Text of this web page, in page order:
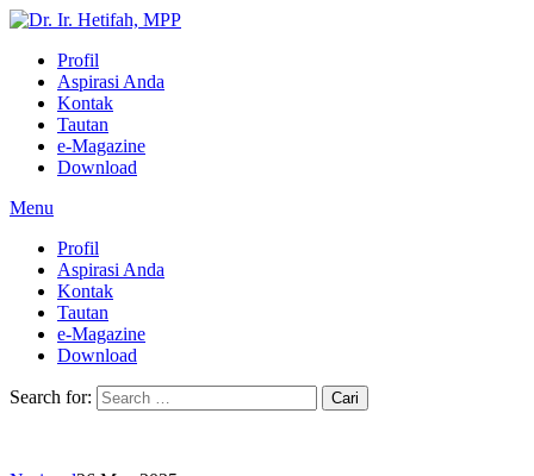
Profil
Aspirasi Anda
Kontak
Tautan
e-Magazine
Download
Menu
Profil
Aspirasi Anda
Kontak
Tautan
e-Magazine
Download
Search for: